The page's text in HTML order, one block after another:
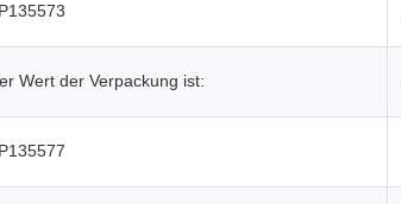
Wert der Verpackung ist: